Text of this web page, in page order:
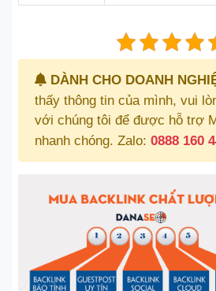
DÀNH CHO DOANH
thấy thông tin của mình, vui
với chúng tôi để được hỗ trợ
nhanh chóng. Zalo: 0888 160